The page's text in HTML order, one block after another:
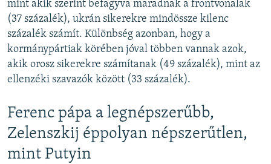
mint akik szerint befagyva maradnak a frontvonalak
(37 százalék), ukrán sikerekre mindössze kilenc
százalék számít. Különbség azonban, hogy a
kormánypártiak körében jóval többen vannak azok,
akik orosz sikerekre számítanak (49 százalék), mint az
ellenzéki szavazók között (33 százalék).
Ferenc pápa a legnépszerűbb,
Zelenszkij éppolyan népszerűtlen,
mint Putyin